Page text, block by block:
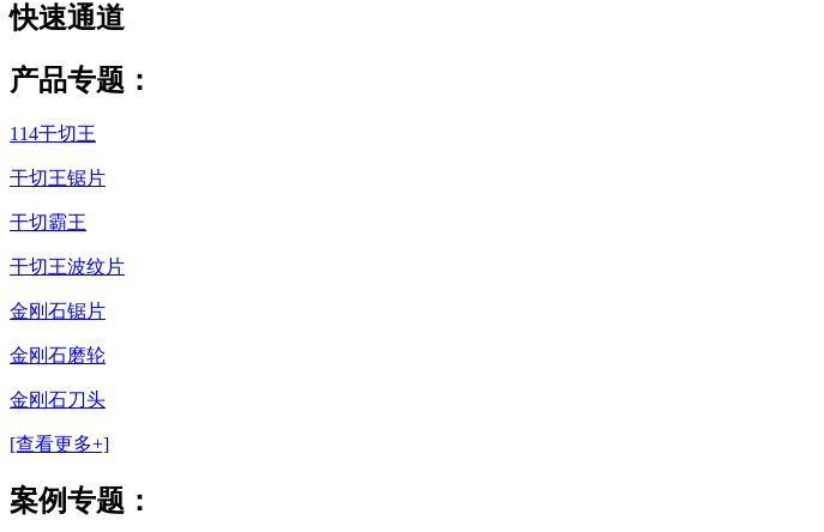
快速通道
产品专题：
114干切王
干切王锯片
干切霸王
干切王波纹片
金刚石锯片
金刚石磨轮
金刚石刀头
[查看更多+]
案例专题：